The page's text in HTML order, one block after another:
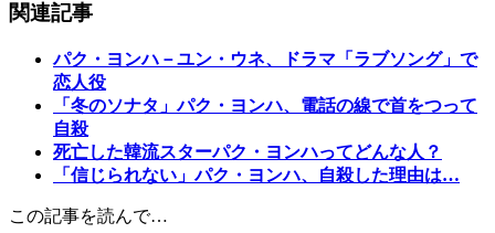
関連記事
パク・ヨンハ－ユン・ウネ、ドラマ「ラブソング」で
恋人役
「冬のソナタ」パク・ヨンハ、電話の線で首をつって
自殺
死亡した韓流スターパク・ヨンハってどんな人？
「信じられない」パク・ヨンハ、自殺した理由は…
この記事を読んで…